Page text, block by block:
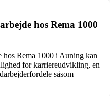
hos Rema 1000
hos Rema 1000 i Auning kan
for karriereudvikling, en
såsom